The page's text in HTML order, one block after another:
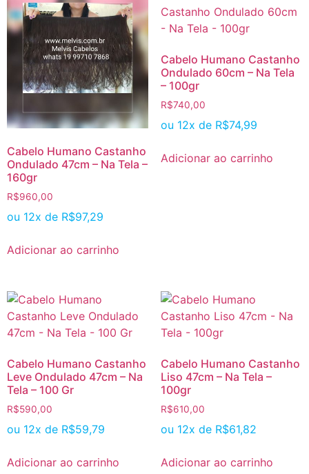
Cabelo Humano Castanho
Ondulado 47cm – Na Tela –
160gr
R$960,00
ou 12x de R$97,29
Adicionar ao carrinho
Cabelo Humano Castanho
Ondulado 60cm – Na Tela
– 100gr
R$740,00
ou 12x de R$74,99
Adicionar ao carrinho
Cabelo Humano Castanho
Leve Ondulado 47cm – Na
Tela – 100 Gr
R$590,00
ou 12x de R$59,79
Adicionar ao carrinho
Cabelo Humano Castanho
Liso 47cm – Na Tela –
100gr
R$610,00
ou 12x de R$61,82
Adicionar ao carrinho